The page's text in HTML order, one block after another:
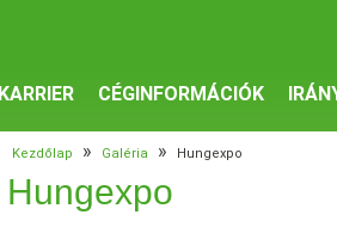
KARRIER CÉGINFORMÁCIÓK
Kezdőlap » Galéria » Hungexpo
Hungexpo